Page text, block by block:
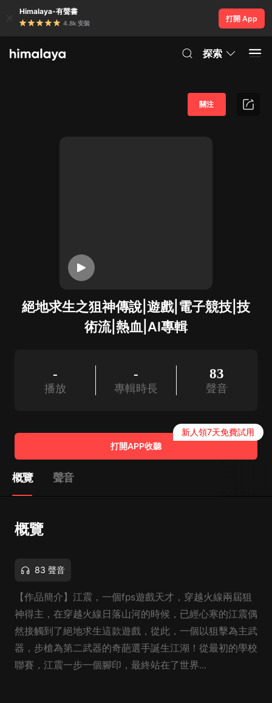
Himalaya-有聲書
4.8k 安裝
打開 App
探索
絕地求生之狙神傳說|遊戲|電子競技|技
術流|熱血|AI專輯
關注
-
播放
-
專輯時長
83
聲音
打開APP收聽
新人領7天免費試用
概覽 聲音
概覽
83 聲音
【作品簡介】江震，一個fps遊戲天才，穿越火線兩屆狙
神得主，在穿越火線日落山河的時候，已經心寒的江震偶
然接觸到了絕地求生這款遊戲，從此，一個以狙擊為主武
器，步槍為第二武器的奇葩選手誕生江湖！從最初的學校
聯賽，江震一步一個腳印，最終站在了世界...